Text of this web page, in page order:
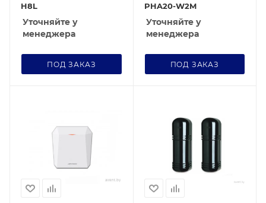
H8L
Уточняйте у
менеджера
ПОД ЗАКАЗ
PHA20-W2M
Уточняйте у
менеджера
ПОД ЗАКАЗ